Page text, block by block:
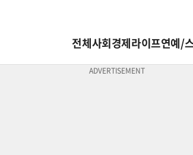
전체사회경제라이프연예/